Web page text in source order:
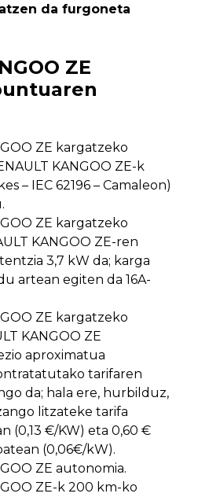
da furgoneta
ZE
ZE kargatzeko
KANGOO ZE-k
– IEC 62196 – Camaleon)
ZE kargatzeko
KANGOO ZE-ren
3,7 kW da; karga
artean egiten da 16A-
ZE kargatzeko
KANGOO ZE
aproximatua
tarifaren
da; hala ere, hurbilduz,
litzateke tarifa
(0,13 €/KW) eta 0,60 €
(0,06€/kW).
ZE autonomia.
ZE-k 200 km-ko